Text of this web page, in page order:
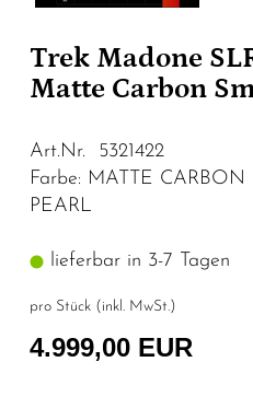
Trek Madone
Matte Carbon
Art.Nr. 5321422
Farbe: MATTE
PEARL
lieferbar in 3-7 Tagen
pro Stück (inkl. MwSt.)
4.999,00 EUR